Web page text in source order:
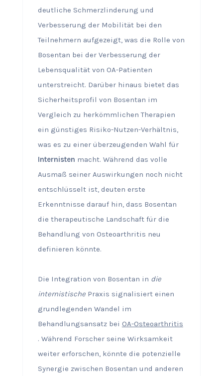
deutliche Schmerzlinderung und
Verbesserung der Mobilität bei den
Teilnehmern aufgezeigt, was die Rolle von
Bosentan bei der Verbesserung der
Lebensqualität von OA-Patienten
unterstreicht. Darüber hinaus bietet das
Sicherheitsprofil von Bosentan im
Vergleich zu herkömmlichen Therapien
ein günstiges Risiko-Nutzen-Verhältnis,
was es zu einer überzeugenden Wahl für
Internisten macht. Während das volle
Ausmaß seiner Auswirkungen noch nicht
entschlüsselt ist, deuten erste
Erkenntnisse darauf hin, dass Bosentan
die therapeutische Landschaft für die
Behandlung von Osteoarthritis neu
definieren könnte.
Die Integration von Bosentan in die
internistischePraxis signalisiert einen
grundlegenden Wandel im
Behandlungsansatz bei OA-Osteoarthritis
. Während Forscher seine Wirksamkeit
weiter erforschen, könnte die potenzielle
Synergie zwischen Bosentan und anderen